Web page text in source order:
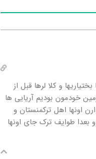
و کلا لرها قبل از
خودمون بودیم آریایی ها
اونها اهل ترکمنستان و
بعدا طوایف ترک جای اونها